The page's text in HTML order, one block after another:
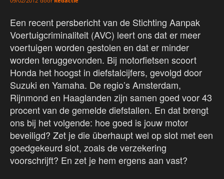
Een recent persbericht van de Stichting Aanpak
Voertuigcriminaliteit (AVC) leert ons dat er meer
voertuigen worden gestolen en dat er minder
worden teruggevonden. Bij motorfietsen scoort
Honda het hoogst in diefstalcijfers, gevolgd door
Suzuki en Yamaha. De regio’s Amsterdam,
Rijnmond en Haaglanden zijn samen goed voor 43
procent van de gemelde diefstallen. En dat brengt
ons bij het volgende: hoe goed is jouw motor
beveiligd? Zet je die überhaupt wel op slot met een
goedgekeurd slot, zoals de verzekering
voorschrijft? En zet je hem ergens aan vast?